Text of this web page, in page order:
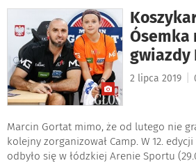
Ósemka
gwiazdy
2 lipca 2019
Marcin Gortat mimo, że od lutego nie
kolejny zorganizował Camp. W 12.
odbyło się w łódzkiej Arenie Sportu